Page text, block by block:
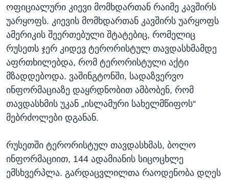
ოფიციალური კიევი მომხდართან რაიმე კავშირს
უარყოფს. კიევის მომხდართან კავშირს უარყოფს
ამერიკის შეერთებული შტატებიც, რომელიც
რუსეთს ჯერ კიდევ ტერორისტულ თავდასხმამდე
აფრთხილებდა, რომ ტერორისტული აქტი
მზადდებოდა. ვაშინგტონში, სადაზვერვო
ინფორმაციაზე დაყრდნობით ამბობენ, რომ
თავდასხმის უკან „ისლამური სახელმწიფოს“
მებრძოლები დგანან.
რუსეთში ტერორისტულ თავდასხმას, ბოლო
ინფორმაციით, 144 ადამიანის სიცოცხლე
ემსხვერპლა. გარდაცვლილთა რაოდენობა დღეს